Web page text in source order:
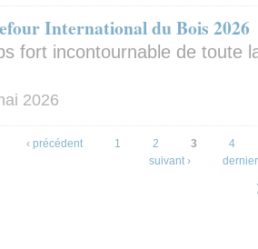
International du Bois 2026
fort incontournable de toute
2026
‹ précédent 1 2 3
4
suivant ›